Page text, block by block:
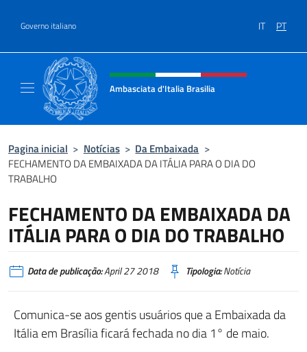
Governo italiano IT PT
Site, social e cabeçalho do menu
Ambasciata d'Italia Brasilia
Pagina inicial > Notícias > Da Embaixada >
FECHAMENTO DA EMBAIXADA DA ITÁLIA PARA O DIA DO
TRABALHO
FECHAMENTO DA EMBAIXADA DA
ITÁLIA PARA O DIA DO TRABALHO
Data de publicação:April 27 2018 Tipologia:Notícia
Comunica-se aos gentis usuários que a Embaixada da
Itália em Brasília ficará fechada no dia 1° de maio.